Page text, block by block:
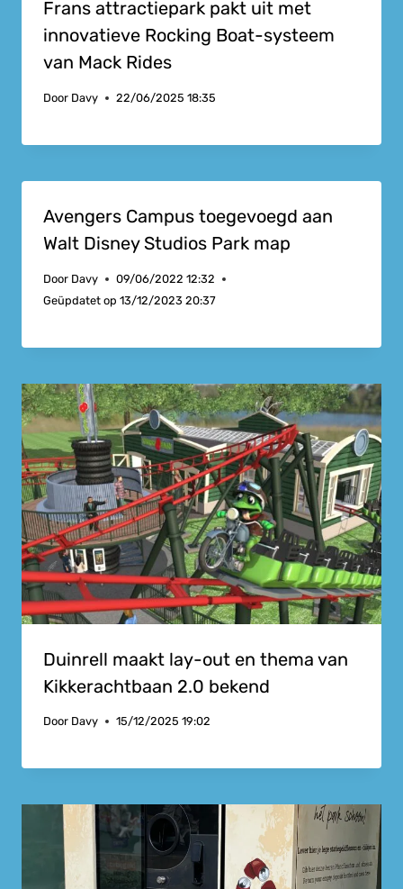
Frans attractiepark pakt uit met
innovatieve Rocking Boat-systeem
van Mack Rides
Door Davy 22/06/2025 18:35
Avengers Campus toegevoegd aan
Walt Disney Studios Park map
Door Davy
09/06/2022 12:32
Geüpdatet op 13/12/2023 20:37
Duinrell maakt lay-out en thema van
Kikkerachtbaan 2.0 bekend
Door Davy 15/12/2025 19:02